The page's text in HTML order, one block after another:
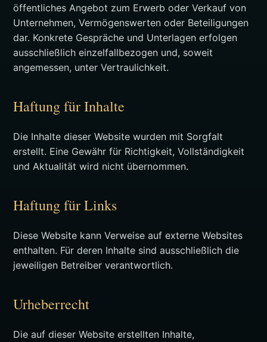
öffentliches Angebot zum Erwerb oder Verkauf von
Unternehmen, Vermögenswerten oder Beteiligungen
dar. Konkrete Gespräche und Unterlagen erfolgen
ausschließlich einzelfallbezogen und, soweit
angemessen, unter Vertraulichkeit.
Haftung für Inhalte
Die Inhalte dieser Website wurden mit Sorgfalt
erstellt. Eine Gewähr für Richtigkeit, Vollständigkeit
und Aktualität wird nicht übernommen.
Haftung für Links
Diese Website kann Verweise auf externe Websites
enthalten. Für deren Inhalte sind ausschließlich die
jeweiligen Betreiber verantwortlich.
Urheberrecht
Die auf dieser Website erstellten Inhalte,